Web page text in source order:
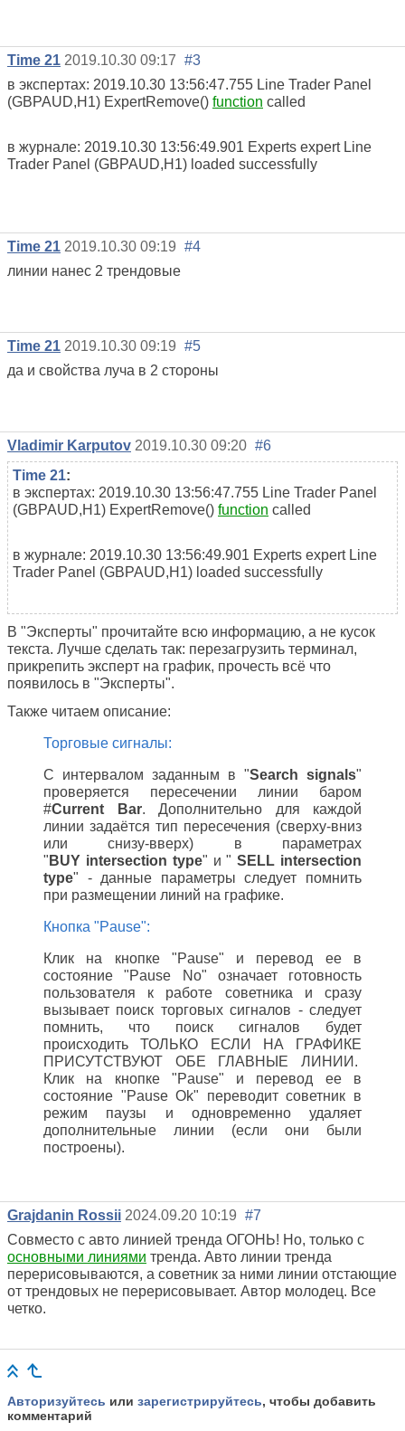
Time 21 2019.10.30 09:17 #3
в экспертах: 2019.10.30 13:56:47.755 Line Trader Panel
(GBPAUD,H1) ExpertRemove() function called
в журнале: 2019.10.30 13:56:49.901 Experts expert Line
Trader Panel (GBPAUD,H1) loaded successfully
Time 21 2019.10.30 09:19 #4
линии нанес 2 трендовые
Time 21 2019.10.30 09:19 #5
да и свойства луча в 2 стороны
Vladimir Karputov 2019.10.30 09:20 #6
Time 21:
в экспертах: 2019.10.30 13:56:47.755 Line Trader Panel
(GBPAUD,H1) ExpertRemove() function called
в журнале: 2019.10.30 13:56:49.901 Experts expert Line
Trader Panel (GBPAUD,H1) loaded successfully
В "Эксперты" прочитайте всю информацию, а не кусок
текста. Лучше сделать так: перезагрузить терминал,
прикрепить эксперт на график, прочесть всё что
появилось в "Эксперты".
Также читаем описание:
Торговые сигналы:
С интервалом заданным в "Search signals"
проверяется пересечении линии баром
#Current Bar. Дополнительно для каждой
линии задаётся тип пересечения (сверху-вниз
или снизу-вверх) в параметрах
" BUY intersection type" и "SELL intersection
type" - данные параметры следует помнить
при размещении линий на графике.
Кнопка "Pause":
Клик на кнопке "Pause" и перевод ее в
состояние "Pause No" означает готовность
пользователя к работе советника и сразу
вызывает поиск торговых сигналов - следует
помнить, что поиск сигналов будет
происходить ТОЛЬКО ЕСЛИ НА ГРАФИКЕ
ПРИСУТСТВУЮТ ОБЕ ГЛАВНЫЕ ЛИНИИ.
Клик на кнопке "Pause" и перевод ее в
состояние "Pause Ok" переводит советник в
режим паузы и одновременно удаляет
дополнительные линии (если они были
построены).
Grajdanin Rossii 2024.09.20 10:19 #7
Совместо с авто линией тренда ОГОНЬ! Но, только с
основными линиями тренда. Авто линии тренда
перерисовываются, а советник за ними линии отстающие
от трендовых не перерисовывает. Автор молодец. Все
четко.
Авторизуйтесь или зарегистрируйтесь, чтобы добавить
комментарий